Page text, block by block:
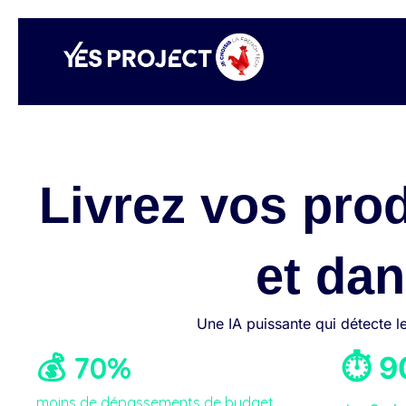
contenu
Livrez vos
et
Une IA puissante qui détecte
💰 70% ⏱️